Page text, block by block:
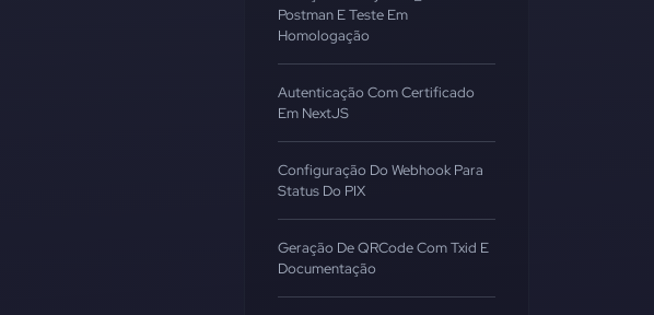
Postman E Teste Em
Homologação
Autenticação Com Certificado
Em NextJS
Configuração Do Webhook Para
Status Do PIX
Geração De QRCode Com Txid E
Documentação